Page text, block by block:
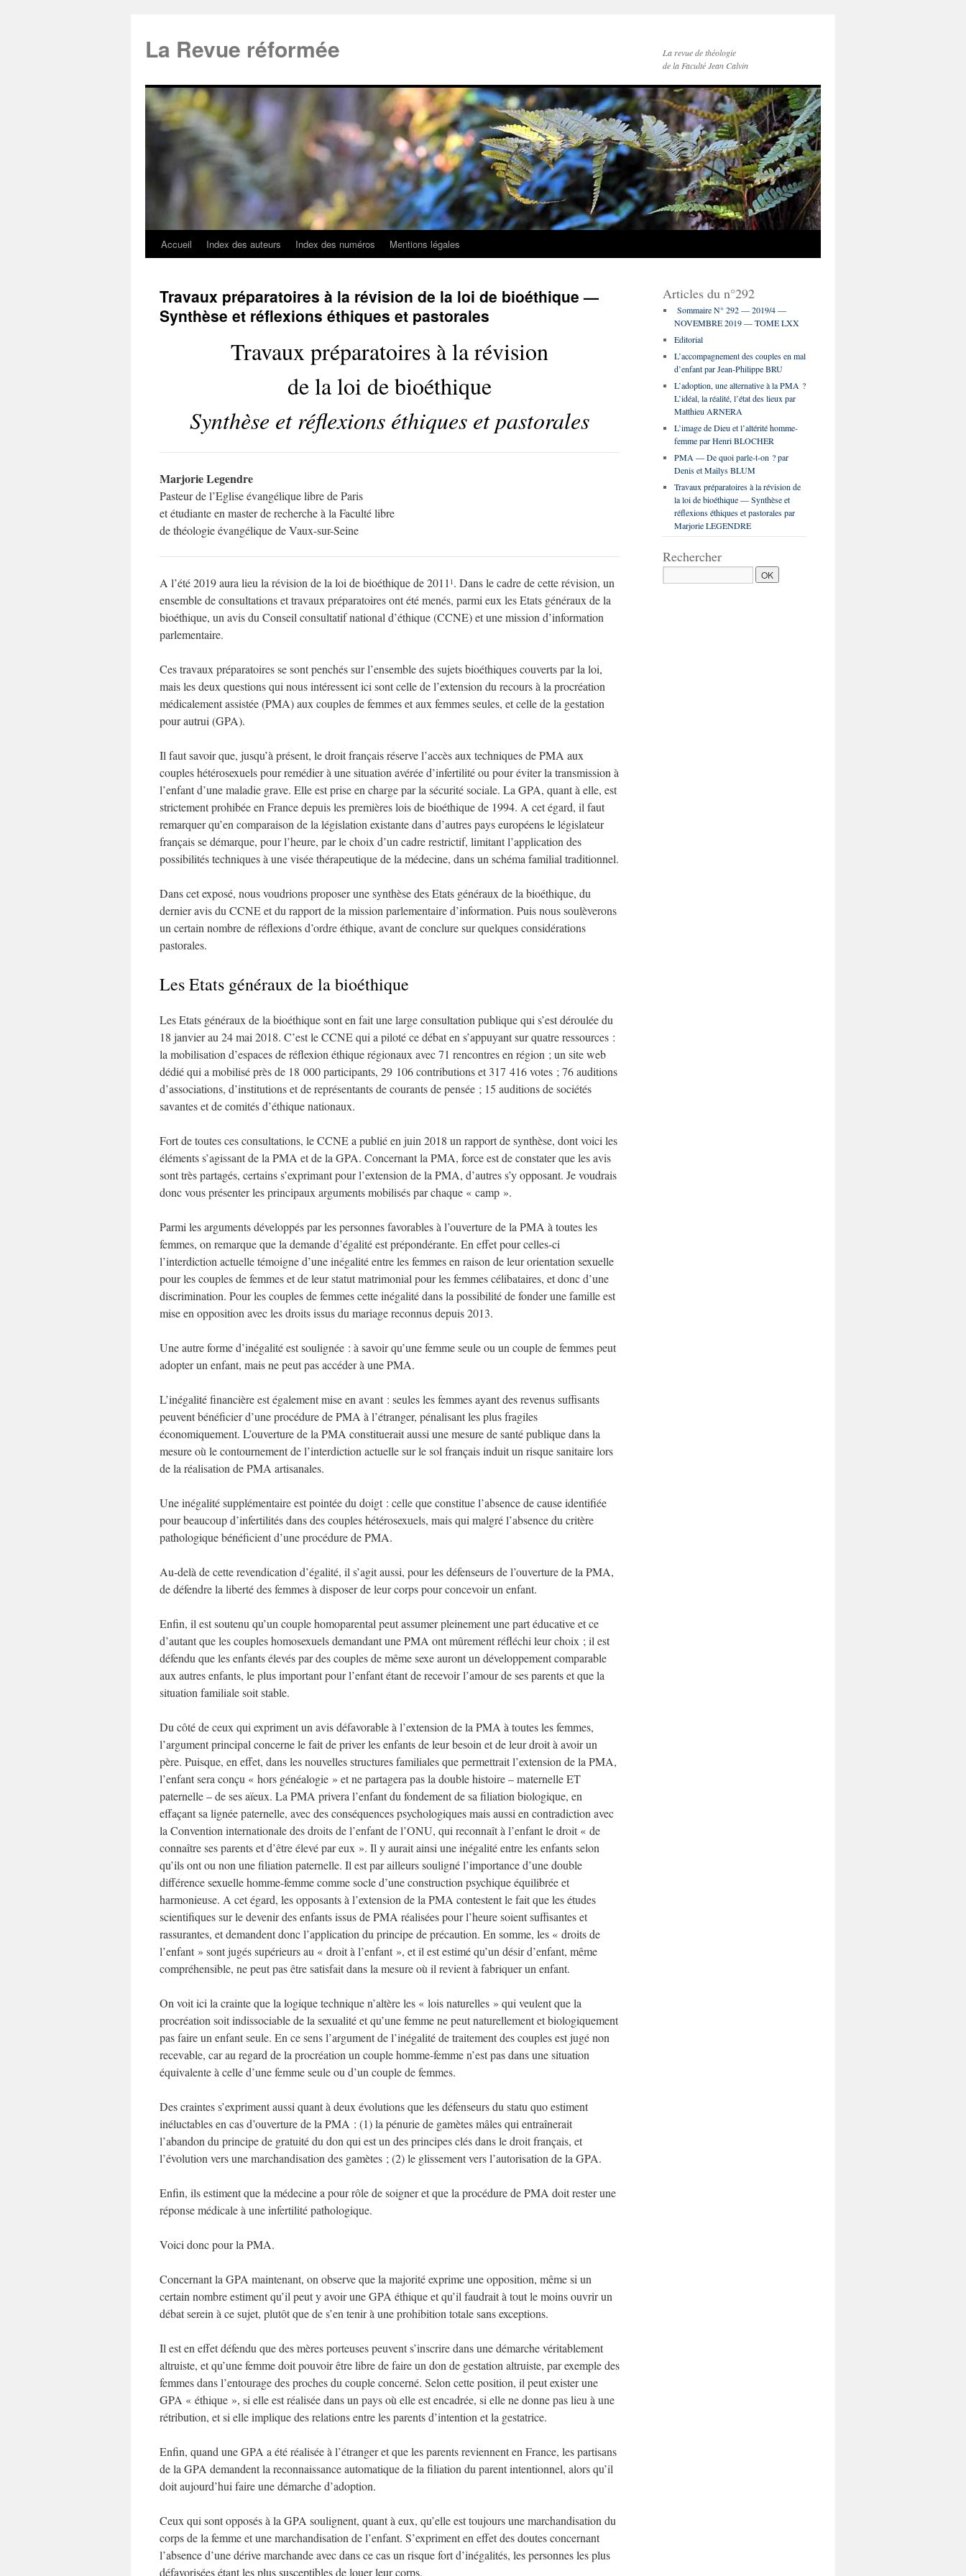
La Revue réformée
La revue de théologie
de la Faculté Jean Calvin
Accueil Index des auteurs Index des numéros Mentions légales
Travaux préparatoires à la révision de la loi de bioéthique —
Synthèse et réflexions éthiques et pastorales
Travaux préparatoires à la révision
de la loi de bioéthique
Synthèse et réflexions éthiques et pastorales
Marjorie Legendre
Pasteur de l’Eglise évangélique libre de Paris
et étudiante en master de recherche à la Faculté libre
de théologie évangélique de Vaux-sur-Seine
A l’été 2019 aura lieu la révision de la loi de bioéthique de 2011 1 . Dans le cadre de cette révision, un
ensemble de consultations et travaux préparatoires ont été menés, parmi eux les Etats généraux de la
bioéthique, un avis du Conseil consultatif national d’éthique (CCNE) et une mission d’information
parlementaire.
Ces travaux préparatoires se sont penchés sur l’ensemble des sujets bioéthiques couverts par la loi,
mais les deux questions qui nous intéressent ici sont celle de l’extension du recours à la procréation
médicalement assistée (PMA) aux couples de femmes et aux femmes seules, et celle de la gestation
pour autrui (GPA).
Il faut savoir que, jusqu’à présent, le droit français réserve l’accès aux techniques de PMA aux
couples hétérosexuels pour remédier à une situation avérée d’infertilité ou pour éviter la transmission à
l’enfant d’une maladie grave. Elle est prise en charge par la sécurité sociale. La GPA, quant à elle, est
strictement prohibée en France depuis les premières lois de bioéthique de 1994. A cet égard, il faut
remarquer qu’en comparaison de la législation existante dans d’autres pays européens le législateur
français se démarque, pour l’heure, par le choix d’un cadre restrictif, limitant l’application des
possibilités techniques à une visée thérapeutique de la médecine, dans un schéma familial traditionnel.
Dans cet exposé, nous voudrions proposer une synthèse des Etats généraux de la bioéthique, du
dernier avis du CCNE et du rapport de la mission parlementaire d’information. Puis nous soulèverons
un certain nombre de réflexions d’ordre éthique, avant de conclure sur quelques considérations
pastorales.
Les Etats généraux de la bioéthique
Les Etats généraux de la bioéthique sont en fait une large consultation publique qui s’est déroulée du
18 janvier au 24 mai 2018. C’est le CCNE qui a piloté ce débat en s’appuyant sur quatre ressources :
la mobilisation d’espaces de réflexion éthique régionaux avec 71 rencontres en région ; un site web
dédié qui a mobilisé près de 18 000 participants, 29 106 contributions et 317 416 votes ; 76 auditions
d’associations, d’institutions et de représentants de courants de pensée ; 15 auditions de sociétés
savantes et de comités d’éthique nationaux.
Fort de toutes ces consultations, le CCNE a publié en juin 2018 un rapport de synthèse, dont voici les
éléments s’agissant de la PMA et de la GPA. Concernant la PMA, force est de constater que les avis
sont très partagés, certains s’exprimant pour l’extension de la PMA, d’autres s’y opposant. Je voudrais
donc vous présenter les principaux arguments mobilisés par chaque « camp ».
Parmi les arguments développés par les personnes favorables à l’ouverture de la PMA à toutes les
femmes, on remarque que la demande d’égalité est prépondérante. En effet pour celles-ci
l’interdiction actuelle témoigne d’une inégalité entre les femmes en raison de leur orientation sexuelle
pour les couples de femmes et de leur statut matrimonial pour les femmes célibataires, et donc d’une
discrimination. Pour les couples de femmes cette inégalité dans la possibilité de fonder une famille est
mise en opposition avec les droits issus du mariage reconnus depuis 2013.
Une autre forme d’inégalité est soulignée : à savoir qu’une femme seule ou un couple de femmes peut
adopter un enfant, mais ne peut pas accéder à une PMA.
L’inégalité financière est également mise en avant : seules les femmes ayant des revenus suffisants
peuvent bénéficier d’une procédure de PMA à l’étranger, pénalisant les plus fragiles
économiquement. L’ouverture de la PMA constituerait aussi une mesure de santé publique dans la
mesure où le contournement de l’interdiction actuelle sur le sol français induit un risque sanitaire lors
de la réalisation de PMA artisanales.
Une inégalité supplémentaire est pointée du doigt : celle que constitue l’absence de cause identifiée
pour beaucoup d’infertilités dans des couples hétérosexuels, mais qui malgré l’absence du critère
pathologique bénéficient d’une procédure de PMA.
Au-delà de cette revendication d’égalité, il s’agit aussi, pour les défenseurs de l’ouverture de la PMA,
de défendre la liberté des femmes à disposer de leur corps pour concevoir un enfant.
Enfin, il est soutenu qu’un couple homoparental peut assumer pleinement une part éducative et ce
d’autant que les couples homosexuels demandant une PMA ont mûrement réfléchi leur choix ; il est
défendu que les enfants élevés par des couples de même sexe auront un développement comparable
aux autres enfants, le plus important pour l’enfant étant de recevoir l’amour de ses parents et que la
situation familiale soit stable.
Du côté de ceux qui expriment un avis défavorable à l’extension de la PMA à toutes les femmes,
l’argument principal concerne le fait de priver les enfants de leur besoin et de leur droit à avoir un
père. Puisque, en effet, dans les nouvelles structures familiales que permettrait l’extension de la PMA,
l’enfant sera conçu « hors généalogie » et ne partagera pas la double histoire – maternelle ET
paternelle – de ses aïeux. La PMA privera l’enfant du fondement de sa filiation biologique, en
effaçant sa lignée paternelle, avec des conséquences psychologiques mais aussi en contradiction avec
la Convention internationale des droits de l’enfant de l’ONU, qui reconnaît à l’enfant le droit « de
connaître ses parents et d’être élevé par eux ». Il y aurait ainsi une inégalité entre les enfants selon
qu’ils ont ou non une filiation paternelle. Il est par ailleurs souligné l’importance d’une double
différence sexuelle homme-femme comme socle d’une construction psychique équilibrée et
harmonieuse. A cet égard, les opposants à l’extension de la PMA contestent le fait que les études
scientifiques sur le devenir des enfants issus de PMA réalisées pour l’heure soient suffisantes et
rassurantes, et demandent donc l’application du principe de précaution. En somme, les « droits de
l’enfant » sont jugés supérieurs au « droit à l’enfant », et il est estimé qu’un désir d’enfant, même
compréhensible, ne peut pas être satisfait dans la mesure où il revient à fabriquer un enfant.
On voit ici la crainte que la logique technique n’altère les « lois naturelles » qui veulent que la
procréation soit indissociable de la sexualité et qu’une femme ne peut naturellement et biologiquement
pas faire un enfant seule. En ce sens l’argument de l’inégalité de traitement des couples est jugé non
recevable, car au regard de la procréation un couple homme-femme n’est pas dans une situation
équivalente à celle d’une femme seule ou d’un couple de femmes.
Des craintes s’expriment aussi quant à deux évolutions que les défenseurs du statu quo estiment
inéluctables en cas d’ouverture de la PMA : (1) la pénurie de gamètes mâles qui entraînerait
l’abandon du principe de gratuité du don qui est un des principes clés dans le droit français, et
l’évolution vers une marchandisation des gamètes ; (2) le glissement vers l’autorisation de la GPA.
Enfin, ils estiment que la médecine a pour rôle de soigner et que la procédure de PMA doit rester une
réponse médicale à une infertilité pathologique.
Voici donc pour la PMA.
Concernant la GPA maintenant, on observe que la majorité exprime une opposition, même si un
certain nombre estiment qu’il peut y avoir une GPA éthique et qu’il faudrait à tout le moins ouvrir un
débat serein à ce sujet, plutôt que de s’en tenir à une prohibition totale sans exceptions.
Il est en effet défendu que des mères porteuses peuvent s’inscrire dans une démarche véritablement
altruiste, et qu’une femme doit pouvoir être libre de faire un don de gestation altruiste, par exemple des
femmes dans l’entourage des proches du couple concerné. Selon cette position, il peut exister une
GPA « éthique », si elle est réalisée dans un pays où elle est encadrée, si elle ne donne pas lieu à une
rétribution, et si elle implique des relations entre les parents d’intention et la gestatrice.
Enfin, quand une GPA a été réalisée à l’étranger et que les parents reviennent en France, les partisans
de la GPA demandent la reconnaissance automatique de la filiation du parent intentionnel, alors qu’il
doit aujourd’hui faire une démarche d’adoption.
Ceux qui sont opposés à la GPA soulignent, quant à eux, qu’elle est toujours une marchandisation du
corps de la femme et une marchandisation de l’enfant. S’expriment en effet des doutes concernant
l’absence d’une dérive marchande avec dans ce cas un risque fort d’inégalités, les personnes les plus
défavorisées étant les plus susceptibles de louer leur corps.
Articles du n°292
Sommaire N° 292 — 2019/4 —
NOVEMBRE 2019 — TOME LXX
Editorial
L’accompagnement des couples en mal
d’enfant par Jean-Philippe BRU
L’adoption, une alternative à la PMA ?
L’idéal, la réalité, l’état des lieux par
Matthieu ARNERA
L’image de Dieu et l’altérité homme-
femme par Henri BLOCHER
PMA — De quoi parle-t-on ? par
Denis et Maïlys BLUM
Travaux préparatoires à la révision de
la loi de bioéthique — Synthèse et
réflexions éthiques et pastorales par
Marjorie LEGENDRE
Rechercher